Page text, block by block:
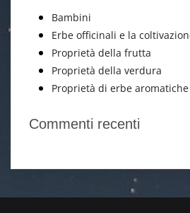
Bambini
Erbe officinali e la
Proprietà della frutta
Proprietà della verdura
Proprietà di erbe
Commenti recenti